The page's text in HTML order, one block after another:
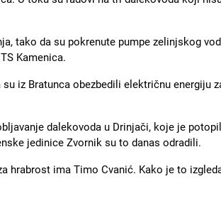
tako da su pokrenute pumpe zelinjskog
Kamenica.
iz Bratunca obezbedili električnu energiju
dalekovoda u Drinjači, koje je
jedinice Zvornik su to danas odradili.
hrabrost ima Timo Cvanić. Kako je to